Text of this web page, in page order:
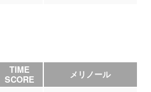
TIME
SCORE
メリノール